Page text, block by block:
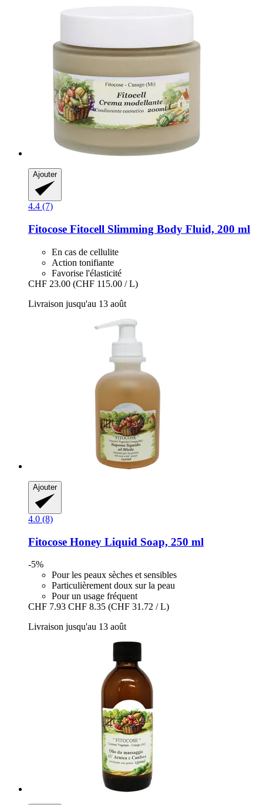
Ajouter
4.4 (7)
Fitocose Fitocell Slimming Body Fluid, 200 ml
En cas de cellulite
Action tonifiante
Favorise l'élasticité
CHF 23.00 (CHF 115.00 / L)
Livraison jusqu'au 13 août
Ajouter
4.0 (8)
Fitocose Honey Liquid Soap, 250 ml
-5%
Pour les peaux sèches et sensibles
Particulièrement doux sur la peau
Pour un usage fréquent
CHF 7.93 CHF 8.35 (CHF 31.72 / L)
Livraison jusqu'au 13 août